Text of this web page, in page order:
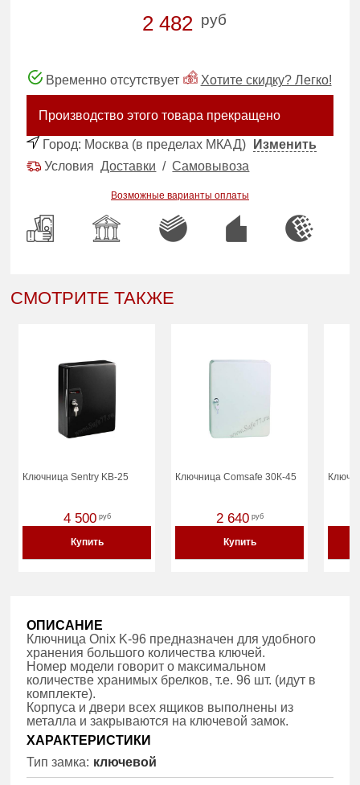
2 482 руб
Временно отсутствует Хотите скидку? Легко!
Производство этого товара прекращено
Город: Москва (в пределах МКАД)
Изменить
УсловияДоставки /Самовывоза
Возможные варианты оплаты
СМОТРИТЕ ТАКЖЕ
Ключница Sentry KB-25
4 500 руб
Купить
Ключница Comsafe 30К-45
2 640 руб
Купить
ОПИСАНИЕ
Ключница Onix K-96 предназначен для удобного
хранения большого количества ключей.
Номер модели говорит о максимальном
количестве хранимых брелков, т.е. 96 шт. (идут в
комплекте).
Корпуса и двери всех ящиков выполнены из
металла и закрываются на ключевой замок.
ХАРАКТЕРИСТИКИ
Тип замка: ключевой